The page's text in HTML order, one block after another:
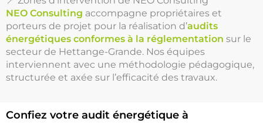
NEO Consulting accompagne propriétaires et
porteurs de projet pour la réalisation d’audits
énergétiques conformes à la réglementation sur le
secteur de Hettange-Grande. Nos équipes
interviennent avec une méthodologie pédagogique,
structurée et axée sur l’efficacité des travaux.
Confiez votre audit énergétique à